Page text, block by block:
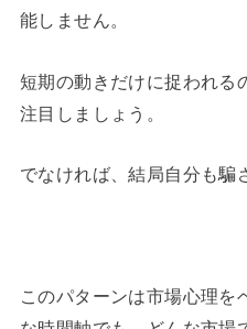
能しません。
短期の動きだけに捉われる
注目しましょう。
でなければ、結局自分も騙
このパターンは市場心理を